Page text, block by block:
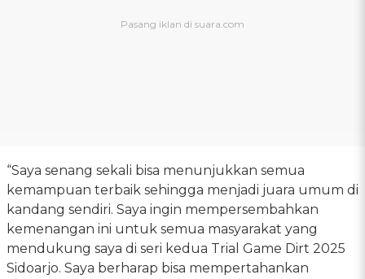
“Saya senang sekali bisa menunjukkan semua
kemampuan terbaik sehingga menjadi juara umum di
kandang sendiri. Saya ingin mempersembahkan
kemenangan ini untuk semua masyarakat yang
mendukung saya di seri kedua Trial Game Dirt 2025
Sidoarjo. Saya berharap bisa mempertahankan